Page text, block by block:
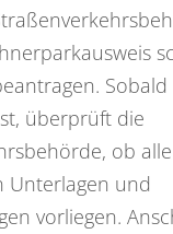
überprüft die
ob alle
Unterlagen und
vorliegen.